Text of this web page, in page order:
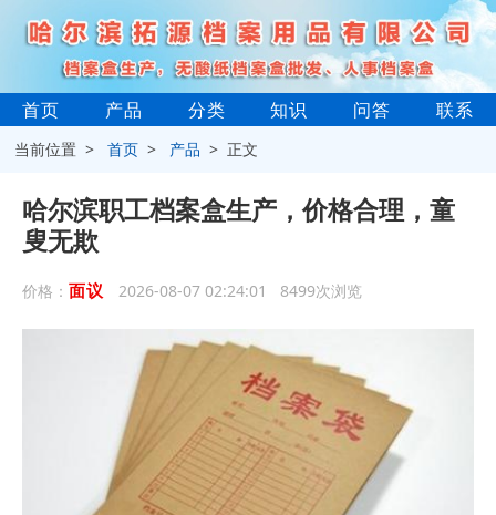
首页 产品 分类 知识 问答 联系
当前位置 >首页 > 产品 > 正文
哈尔滨职工档案盒生产，价格合理，童
叟无欺
价格： 面议 2026-08-07 02:24:01 8499次浏览